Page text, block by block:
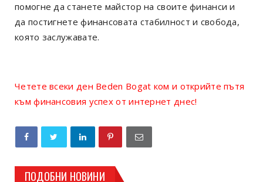
помогне да станете майстор на своите финанси и
да постигнете финансовата стабилност и свобода,
която заслужавате.
Четете всеки ден Beden Bogat ком и открийте пътя
към финансовия успех от интернет днес!
ПОДОБНИ НОВИНИ